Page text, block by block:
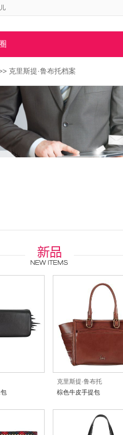
克里斯提·鲁布托档案
克里斯提·鲁布托
棕色牛皮手提包